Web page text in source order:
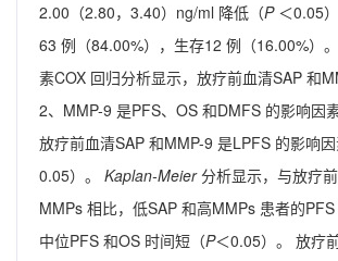
2.00（2.80，3.40）ng/ml 降低（P＜0.05
63 例（84.00%），生存12 例（16.00%）
素COX 回归分析显示，放疗前血清SAP 和
2、MMP-9 是PFS、OS 和DMFS 的影响因
放疗前血清SAP 和MMP-9 是LPFS 的影响
0.05）。
Kaplan-Meier分析显示，与放疗
MMPs 相比，低SAP 和高MMPs 患者的PFS
中位PFS 和OS 时间短（P＜0.05）。 放疗